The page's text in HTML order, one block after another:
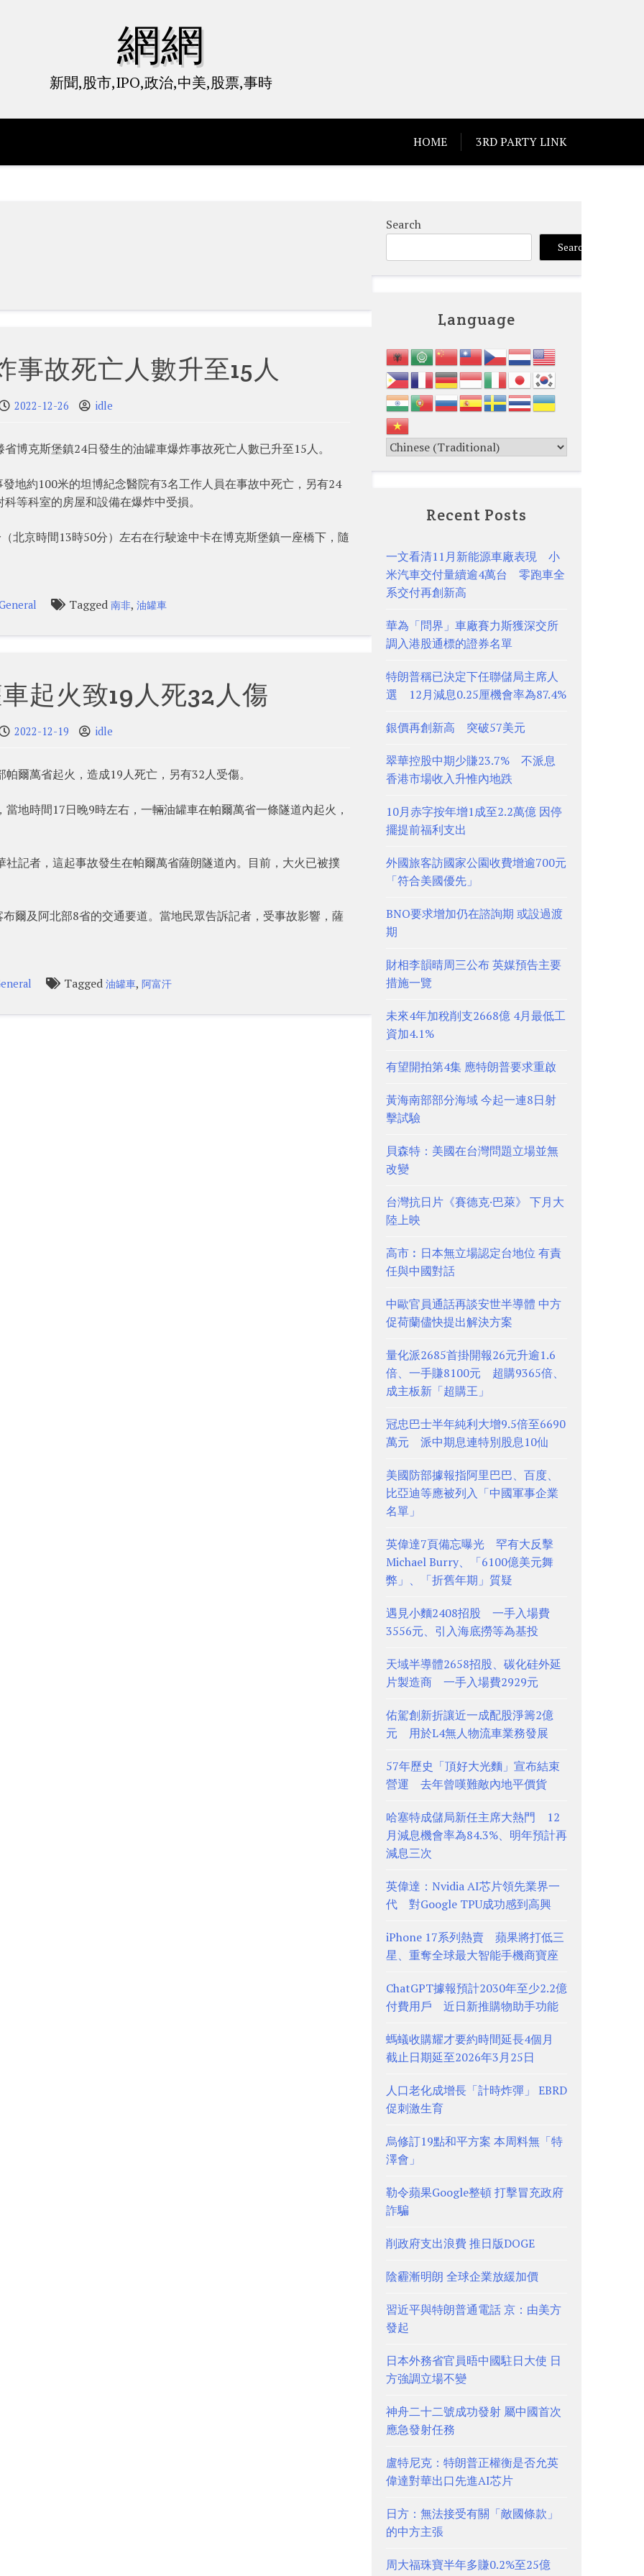
網網
新聞,股市,IPO,政治,中美,股票,事時
HOME 3RD PARTY LINK
事故死亡人數升至15人
2022-12-26 idle
博克斯堡鎮24日發生的油罐車爆炸事故死亡人數已升至15人。
地約100米的坦博紀念醫院有3名工作人員在事故中死亡，另有24
等科室的房屋和設備在爆炸中受損。
北京時間13時50分）左右在行駛途中卡在博克斯堡鎮一座橋下，隨
Tagged南非,油罐車
起火致19人死32人傷
2022-12-19 idle
爾萬省起火，造成19人死亡，另有32人受傷。
地時間17日晚9時左右，一輛油罐車在帕爾萬省一條隧道內起火，
記者，這起事故發生在帕爾萬省薩朗隧道內。目前，大火已被撲
爾及阿北部8省的交通要道。當地民眾告訴記者，受事故影響，薩
Tagged油罐車,阿富汗
Search
Search
Language
Recent Posts
一文看清11月新能源車廠表現 小
米汽車交付量續逾4萬台 零跑車全
系交付再創新高
華為「問界」車廠賽力斯獲深交所
調入港股通標的證券名單
特朗普稱已決定下任聯儲局主席人
選 12月減息0.25厘機會率為87.4%
銀價再創新高 突破57美元
翠華控股中期少賺23.7% 不派息
香港市場收入升惟內地跌
10月赤字按年增1成至2.2萬億 因停
擺提前福利支出
外國旅客訪國家公園收費增逾700元
「符合美國優先」
BNO要求增加仍在諮詢期 或設過渡
期
財相李韻晴周三公布 英媒預告主要
措施一覽
未來4年加稅削支2668億 4月最低工
資加4.1%
有望開拍第4集 應特朗普要求重啟
黃海南部部分海域 今起一連8日射
擊試驗
貝森特：美國在台灣問題立場並無
改變
台灣抗日片《賽德克·巴萊》 下月大
陸上映
高市︰日本無立場認定台地位 有責
任與中國對話
中歐官員通話再談安世半導體 中方
促荷蘭儘快提出解決方案
量化派2685首掛開報26元升逾1.6
倍、一手賺8100元 超購9365倍、
成主板新「超購王」
冠忠巴士半年純利大增9.5倍至6690
萬元 派中期息連特別股息10仙
美國防部據報指阿里巴巴、百度、
比亞迪等應被列入「中國軍事企業
名單」
英偉達7頁備忘曝光 罕有大反擊
Michael Burry、「6100億美元舞
弊」、「折舊年期」質疑
遇見小麵2408招股 一手入場費
3556元、引入海底撈等為基投
天域半導體2658招股、碳化硅外延
片製造商 一手入場費2929元
佑駕創新折讓近一成配股淨籌2億
元 用於L4無人物流車業務發展
57年歷史「頂好大光麵」宣布結束
營運 去年曾嘆難敵內地平價貨
哈塞特成儲局新任主席大熱門 12
月減息機會率為84.3%、明年預計再
減息三次
英偉達：Nvidia AI芯片領先業界一
代 對Google TPU成功感到高興
iPhone 17系列熱賣 蘋果將打低三
星、重奪全球最大智能手機商寶座
ChatGPT據報預計2030年至少2.2億
付費用戶 近日新推購物助手功能
螞蟻收購耀才要約時間延長4個月
截止日期延至2026年3月25日
人口老化成增長「計時炸彈」 EBRD
促刺激生育
烏修訂19點和平方案 本周料無「特
澤會」
勒令蘋果Google整頓 打擊冒充政府
詐騙
削政府支出浪費 推日版DOGE
陰霾漸明朗 全球企業放緩加價
習近平與特朗普通電話 京：由美方
發起
日本外務省官員晤中國駐日大使 日
方強調立場不變
神舟二十二號成功發射 屬中國首次
應急發射任務
盧特尼克：特朗普正權衡是否允英
偉達對華出口先進AI芯片
日方：無法接受有關「敵國條款」
的中方主張
周大福珠寶半年多賺0.2%至25億